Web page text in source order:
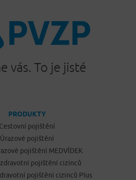
vás. To je jisté
PRODUKTY
Cestovní pojištění
Úrazové pojištění
pojištění MEDVÍDEK
pojištění cizinců
pojištění cizinců Plus